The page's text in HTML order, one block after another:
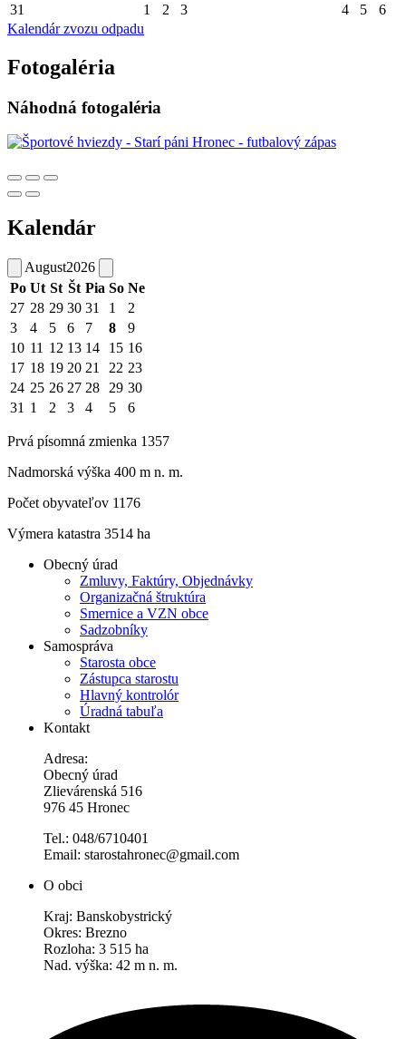
31 1 2 3 4 5
6
Kalendár zvozu odpadu
Fotogaléria
Náhodná fotogaléria
Kalendár
August2026
Po Ut St Št Pia So Ne
27 28 29 30 31 1
2
3
4 5 6 7 8
9
10 11 12 13 14 15 16
17 18 19 20 21 22 23
24 25 26 27 28 29 30
31 1 2 3 4 5 6
Prvá písomná zmienka 1357
Nadmorská výška 400 m n. m.
Počet obyvateľov 1176
Výmera katastra 3514 ha
Obecný úrad
Zmluvy, Faktúry, Objednávky
Organizačná štruktúra
Smernice a VZN obce
Sadzobníky
Samospráva
Starosta obce
Zástupca starostu
Hlavný kontrolór
Úradná tabuľa
Kontakt
Adresa:
Obecný úrad
Zlievárenská 516
976 45 Hronec
Tel.: 048/6710401
Email: starostahronec@gmail.com
O obci
Kraj: Banskobystrický
Okres: Brezno
Rozloha: 3 515 ha
Nad. výška: 42 m n. m.